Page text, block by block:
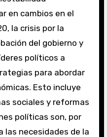
en cambios en el
la crisis por la
del gobierno y
políticos a
para abordar
Esto incluye
sociales y reformas
políticas son, por
las necesidades de la